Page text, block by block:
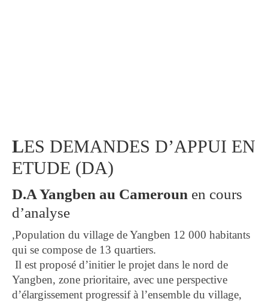
LES DEMANDES D’APPUI EN
ETUDE (DA)
D.A Yangben au Cameroun en cours
d’analyse
,Population du village de Yangben 12 000 habitants
qui se compose de 13 quartiers.
Il est proposé d’initier le projet dans le nord de
Yangben, zone prioritaire, avec une perspective
d’élargissement progressif à l’ensemble du village,